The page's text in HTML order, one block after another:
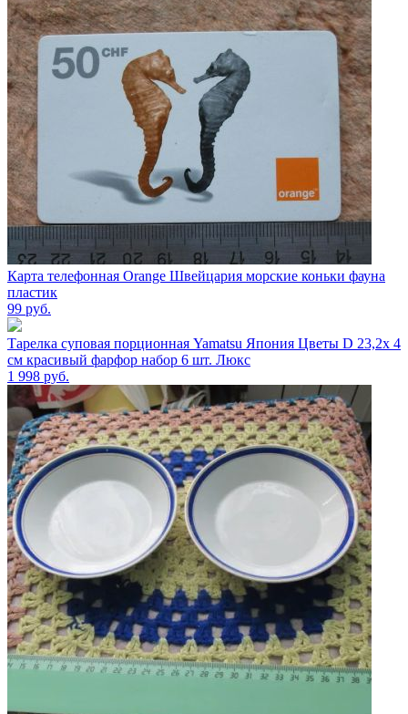
Карта телефонная Orange Швейцария морские коньки фауна
пластик
99 руб.
Тарелка суповая порционная Yamatsu Япония Цветы D 23,2х 4
см красивый фарфор набор 6 шт. Люкс
1 998 руб.